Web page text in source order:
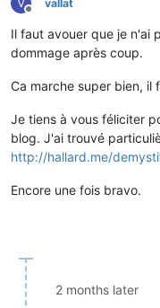
V
Offline
vallat
Il faut avouer que je n'ai
dommage après coup.
Ca marche super bien, il
Je tiens à vous féliciter
blog. J'ai trouvé
http://hallard.me/
Encore une fois bravo.
2 months later